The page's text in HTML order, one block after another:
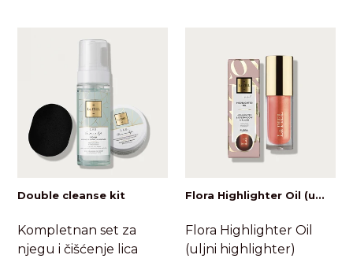
Double cleanse kit
Kompletnan set za
njegu i čišćenje lica
Flora Highlighter Oil (u...
Flora Highlighter Oil
(uljni highlighter)